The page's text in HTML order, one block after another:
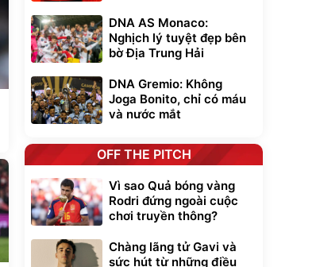
DNA AS Monaco:
Nghịch lý tuyệt đẹp bên
bờ Địa Trung Hải
DNA Gremio: Không
Joga Bonito, chỉ có máu
và nước mắt
OFF THE PITCH
Vì sao Quả bóng vàng
Rodri đứng ngoài cuộc
chơi truyền thông?
Chàng lãng tử Gavi và
sức hút từ những điều